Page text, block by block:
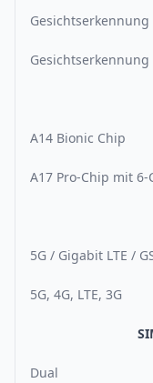
Gesichtserkennung
Gesichtserkennung
A14 Bionic Chip
A17 Pro-Chip mit 6-
5G / Gigabit LTE /
5G, 4G, LTE, 3G
Dual